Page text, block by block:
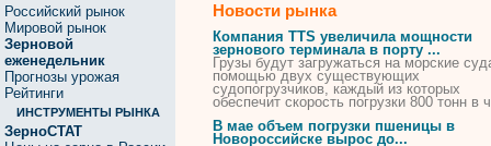
Российский рынок
Мировой рынок
Зерновой
еженедельник
Прогнозы урожая
Рейтинги
ИНСТРУМЕНТЫ РЫНКА
ЗерноСТАТ
Новости рынка
Компания TTS увеличила мощности
зернового терминала в порту ...
Грузы будут загружаться наморские
помощью двух существующих
судопогрузчиков, каждый из которых
обеспечит скорость погрузки 800 тонн в
В мае объем погрузки пшеницы в
Новороссийске вырос до...